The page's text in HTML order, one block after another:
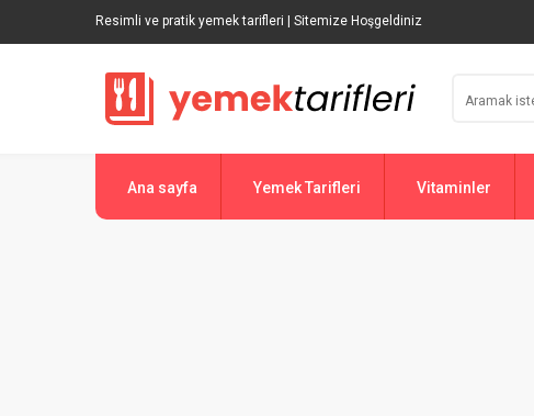
Resimli ve pratik yemek tarifleri | Sitemize Hoşgeldiniz
Ana sayfa Yemek Tarifleri Vitaminler